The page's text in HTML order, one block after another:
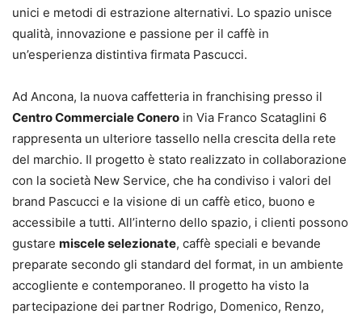
unici e metodi di estrazione alternativi. Lo spazio unisce
qualità, innovazione e passione per il caffè in
un’esperienza distintiva firmata Pascucci.
Ad Ancona, la nuova caffetteria in franchising presso il
Centro Commerciale Conero in Via Franco Scataglini 6
rappresenta un ulteriore tassello nella crescita della rete
del marchio. Il progetto è stato realizzato in collaborazione
con la società New Service, che ha condiviso i valori del
brand Pascucci e la visione di un caffè etico, buono e
accessibile a tutti. All’interno dello spazio, i clienti possono
gustare miscele selezionate, caffè speciali e bevande
preparate secondo gli standard del format, in un ambiente
accogliente e contemporaneo. Il progetto ha visto la
partecipazione dei partner Rodrigo, Domenico, Renzo,